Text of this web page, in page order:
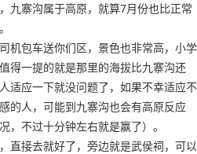
九寨沟属于高原，就算7月份也比正常
机包车送你们区，景色也非常高，小学
得一提的就是那里的海拔比九寨沟还
适应一下就没问题了，如果不幸适应不
的人，可能到九寨沟也会有高原反应
，不过十分钟左右就是赢了）。
直接去就好了，旁边就是武侯祠，可以